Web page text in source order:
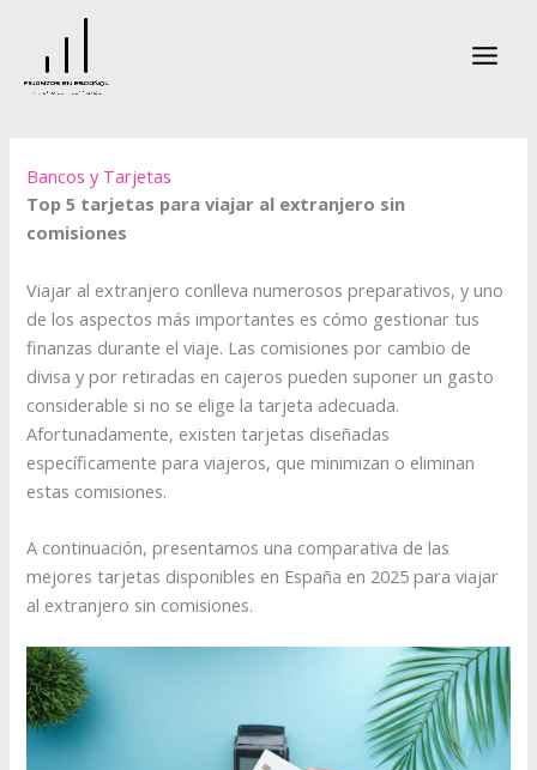
contenido
Bancos y Tarjetas
Top 5 tarjetas para viajar al extranjero sin
comisiones
Viajar al extranjero conlleva numerosos preparativos, y uno
de los aspectos más importantes es cómo gestionar tus
finanzas durante el viaje. Las comisiones por cambio de
divisa y por retiradas en cajeros pueden suponer un gasto
considerable si no se elige la tarjeta adecuada.
Afortunadamente, existen tarjetas diseñadas
específicamente para viajeros, que minimizan o eliminan
estas comisiones.
A continuación, presentamos una comparativa de las
mejores tarjetas disponibles en España en 2025 para viajar
al extranjero sin comisiones.